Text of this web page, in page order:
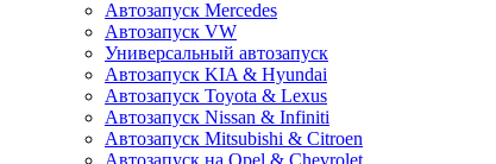
Автозапуск Mercedes
Автозапуск VW
Универсальный автозапуск
Автозапуск KIA & Hyundai
Автозапуск Toyota & Lexus
Автозапуск Nissan & Infiniti
Автозапуск Mitsubishi & Citroen
Автозапуск на Opel & Chevrolet